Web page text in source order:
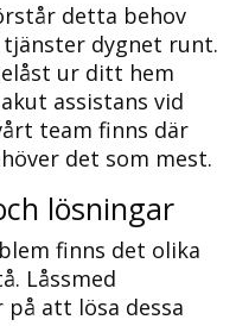
detta behov
dygnet runt.
ur ditt hem
assistans vid
team finns där
det som mest.​
lösningar
finns det olika
Låssmed
att lösa dessa